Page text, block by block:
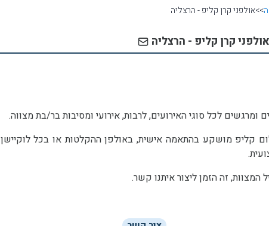
>>אולפני קרן קליפ - הרצליה
קרן קליפ - הרצליה
ומרגשים לכל סוגי האירועים, לרבות, אירועי ומסיבות בר/בת מצווה.
קליפ מושקע בהתאמה אישית, באולפן ההקלטות או בכל לוקיישן
זה הזמן ליצור איתנו קשר.